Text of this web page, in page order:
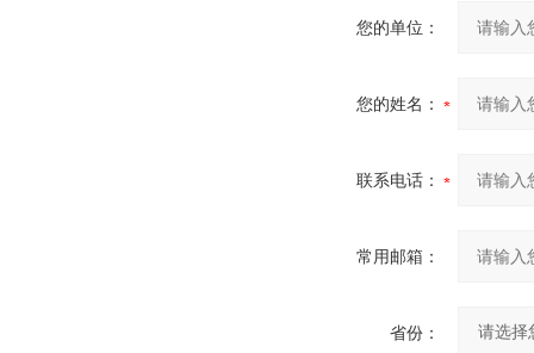
您的单位：
您的姓名：
联系电话：
常用邮箱：
省份：